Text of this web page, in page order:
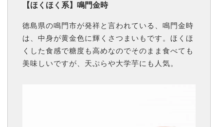
【ほくほく系】鳴門金時
徳島県の鳴門市が発祥と言われている、鳴門金時
は、中身が黄金色に輝くさつまいもです。ほくほ
くした食感で糖度も高めなのでそのまま食べても
美味しいですが、天ぷらや大学芋にも人気。